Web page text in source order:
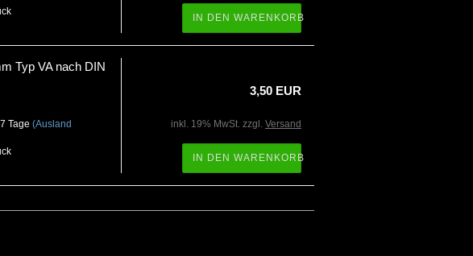
IN DEN WARENKORB
Typ VA nach DIN
Tage (Ausland
3,50 EUR
inkl. 19% MwSt. zzgl. Versand
IN DEN WARENKORB